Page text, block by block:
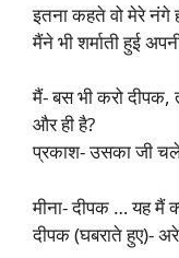
इतना कहते वो मेरे नंगे
मैंने भी शर्माती हुई
मैं- बस भी करो दीपक,
और ही है?
प्रकाश- उसका जी चले
मीना- दीपक … यह मैं
दीपक (घबराते हुए)-